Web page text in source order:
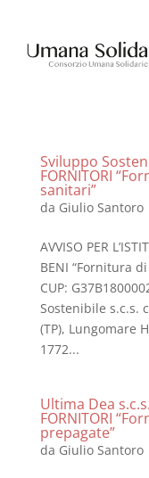
Sviluppo
FORNITORI
sanitari”
da Giulio Santoro
AVVISO PER
BENI “Fornitura
CUP:
Sostenibile s.c.s.
(TP), Lungomare
1772...
Ultima Dea
FORNITORI
prepagate”
da Giulio Santoro